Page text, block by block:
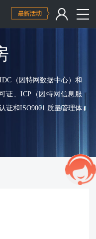
（因特网数据中心）和
证、ICP（因特网信息服
证和ISO9001 质量管理体